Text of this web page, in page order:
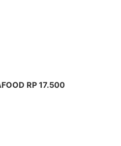
RP 17.500